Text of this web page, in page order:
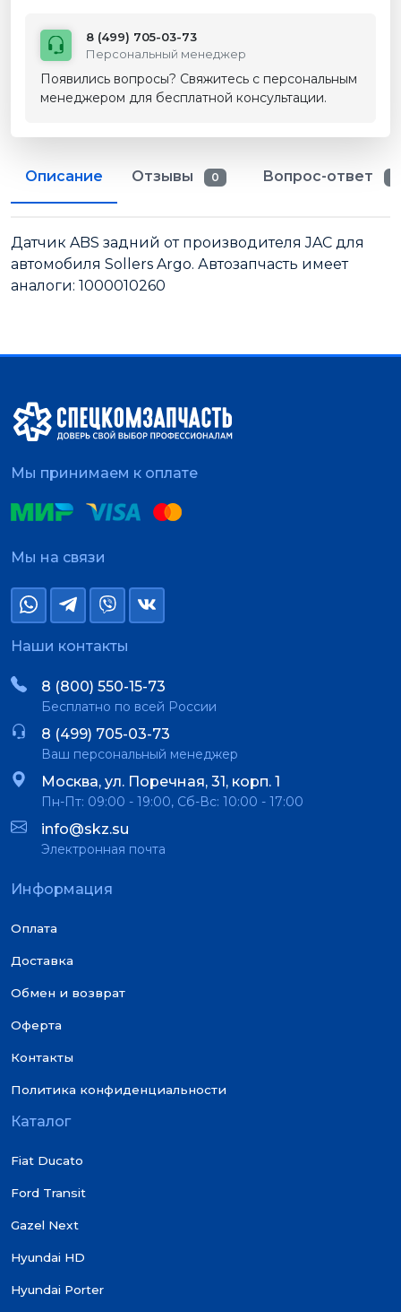
8 (499) 705-03-73
Персональный менеджер
Появились вопросы? Свяжитесь с персональным
менеджером для бесплатной консультации.
Описание Отзывы 0 Вопрос-ответ
Датчик ABS задний от производителя JAC для
автомобиля Sollers Argo. Автозапчасть имеет
аналоги: 1000010260
Мы принимаем к оплате
Мы на связи
Наши контакты
8 (800) 550-15-73
Бесплатно по всей России
8 (499) 705-03-73
Ваш персональный менеджер
Москва, ул. Поречная, 31, корп. 1
Пн-Пт: 09:00 - 19:00, Сб-Вс: 10:00 - 17:00
info@skz.su
Электронная почта
Информация
Оплата
Доставка
Обмен и возврат
Оферта
Контакты
Политика конфиденциальности
Каталог
Fiat Ducato
Ford Transit
Gazel Next
Hyundai HD
Hyundai Porter